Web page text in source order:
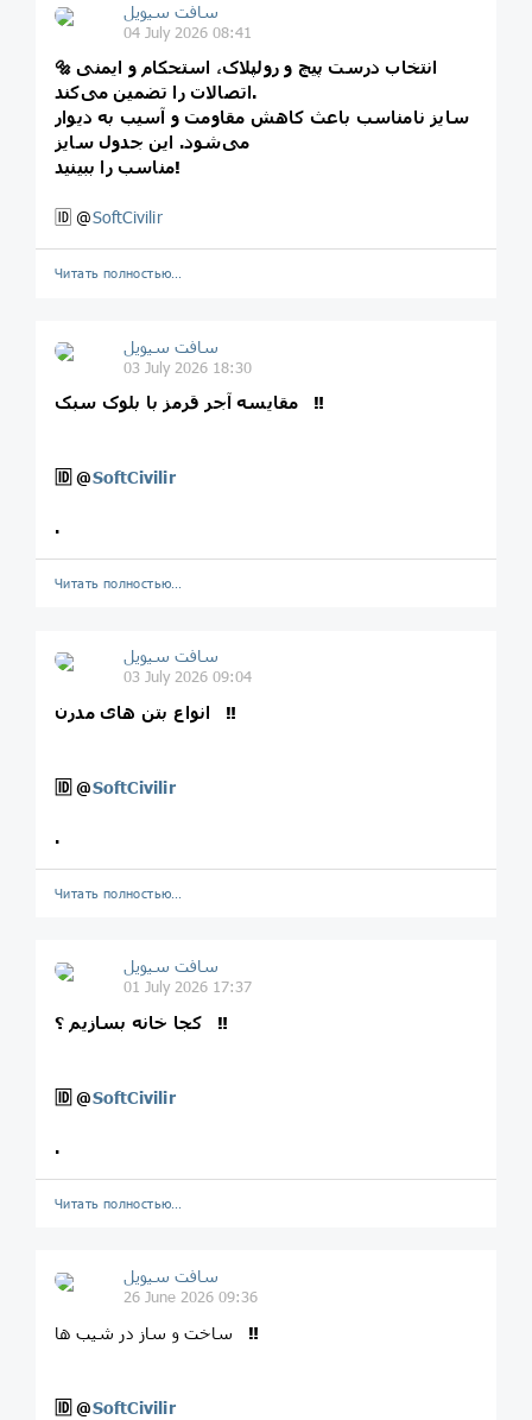
سافت سیویل
04 July 2026 08:41
🔩 انتخاب درست پیچ و رولپلاک، استحکام و ایمنی
اتصالات را تضمین می‌کند.
سایز نامناسب باعث کاهش مقاومت و آسیب به دیوار
می‌شود. این جدول سایز
مناسب را ببینید!
🆔 @SoftCivilir
Читать полностью…
سافت سیویل
03 July 2026 18:30
مقایسه آجر قرمز با بلوک سبک ‼️
🆔@SoftCivilir
.
Читать полностью…
سافت سیویل
03 July 2026 09:04
انواع بتن های مدرن ‼️
🆔@SoftCivilir
.
Читать полностью…
سافت سیویل
01 July 2026 17:37
کجا خانه بسازیم ؟ ‼️
🆔@SoftCivilir
.
Читать полностью…
سافت سیویل
26 June 2026 09:36
ساخت و ساز در شیب ها ‼️
🆔@SoftCivilir